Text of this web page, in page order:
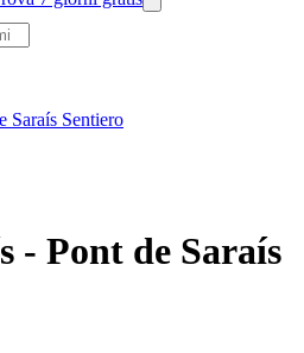
Saraís Sentiero
- Pont de Saraís